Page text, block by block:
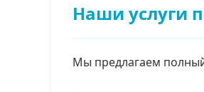
Наши услуги
Мы предлагаем